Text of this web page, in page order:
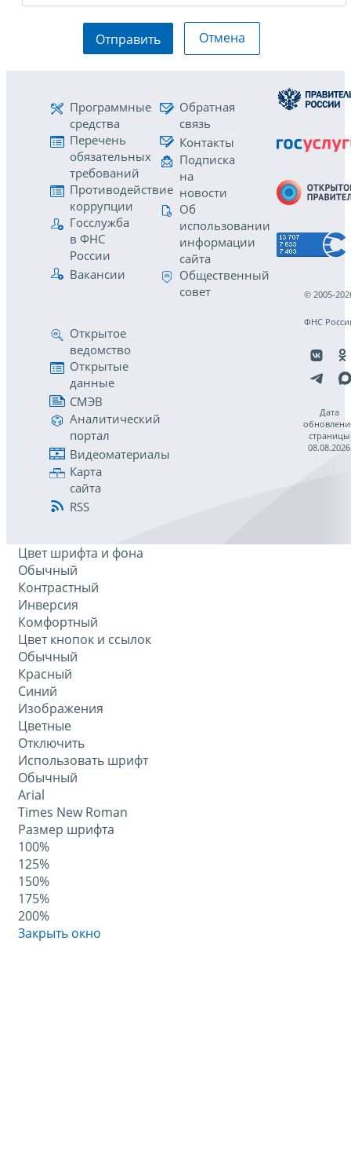
Отправить Отмена
Программные
средства
Перечень
обязательных
требований
Противодействие
коррупции
Госслужба
в ФНС
России
Вакансии
Обратная
связь
Контакты
Подписка
на
новости
Об
использовании
информации
сайта
Общественный
совет
Открытое
ведомство
Открытые
данные
СМЭВ
Аналитический
портал
Видеоматериалы
Карта
сайта
RSS
© 2005-
ФНС
Дата
страницы
08.08.2026
Цвет шрифта и фона
Обычный
Контрастный
Инверсия
Комфортный
Цвет кнопок и ссылок
Обычный
Красный
Синий
Изображения
Цветные
Отключить
Использовать шрифт
Обычный
Arial
Times New Roman
Размер шрифта
100%
125%
150%
175%
200%
Закрыть окно